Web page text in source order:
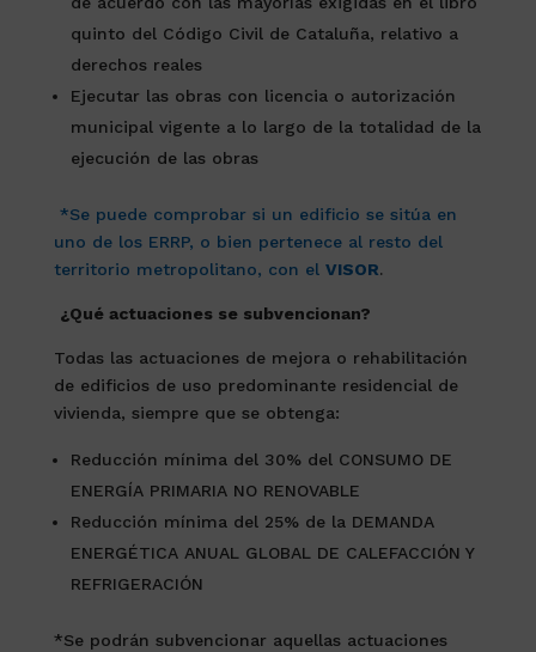
quinto del Código Civil de Cataluña, relativo a
derechos reales
Ejecutar las obras con licencia o autorización
municipal vigente a lo largo de la totalidad de la
ejecución de las obras
*Se puede comprobar si un edificio se sitúa en
uno de los ERRP, o bien pertenece al resto del
territorio metropolitano, con el VISOR.
¿Qué actuaciones se subvencionan?
Todas las actuaciones de mejora o rehabilitación
de edificios de uso predominante residencial de
vivienda, siempre que se obtenga:
Reducción mínima del 30% del CONSUMO DE
ENERGÍA PRIMARIA NO RENOVABLE
Reducción mínima del 25% de la DEMANDA
ENERGÉTICA ANUAL GLOBAL DE CALEFACCIÓN Y
REFRIGERACIÓN
*Se podrán subvencionar aquellas actuaciones